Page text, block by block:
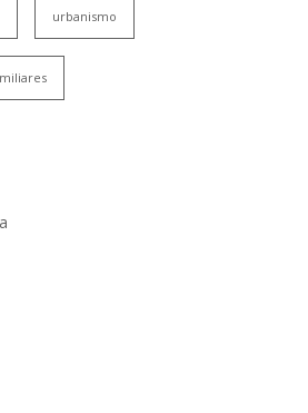
urbanismo